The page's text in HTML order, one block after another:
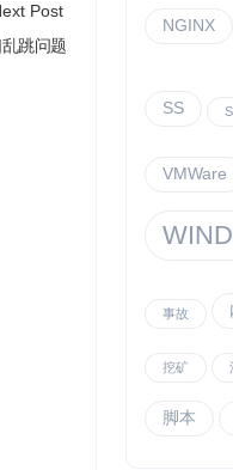
Post
跳问题
NGINX
SS
VMWare
事故
挖矿
脚本